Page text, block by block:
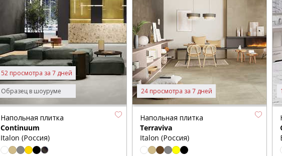
Образец в шоуруме
52 просмотра за 7 дней
Напольная плитка
Continuum
Italon (Россия)
24 просмотра за 7 дней
Напольная плитка
Terraviva
Italon (Россия)